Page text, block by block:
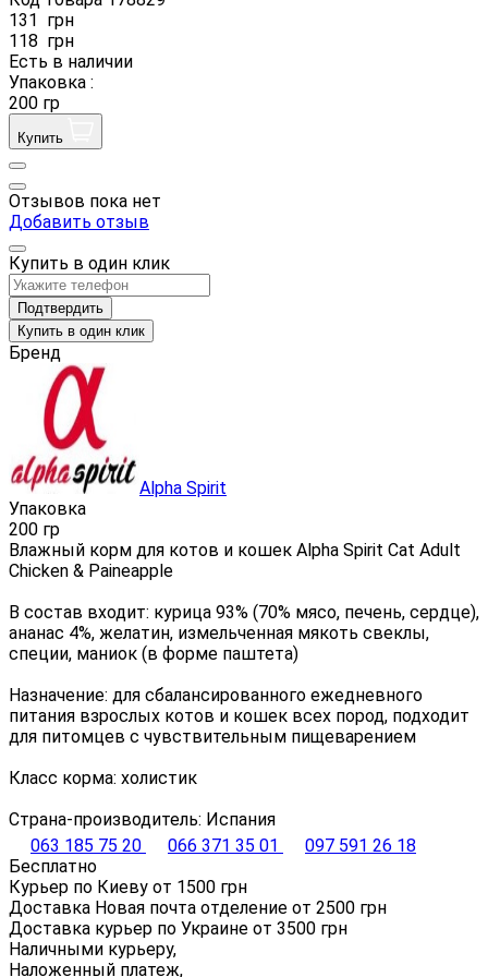
131
грн
118 грн
Есть в наличии
Упаковка :
200 гр
Купить
Отзывов пока нет
Добавить отзыв
Купить в один клик
Подтвердить
Купить в один клик
Бренд
Alpha Spirit
Упаковка
200 гр
Влажный корм для котов и кошек Alpha Spirit Cat Adult
Chicken & Paineapple
В состав входит: курица 93% (70% мясо, печень, сердце),
ананас 4%, желатин, измельченная мякоть свеклы,
специи, маниок (в форме паштета)
Назначение: для сбалансированного ежедневного
питания взрослых котов и кошек всех пород, подходит
для питомцев с чувствительным пищеварением
Класс корма: холистик
Страна-производитель: Испания
063 185 75 20
066 371 35 01
097 591 26 18
Бесплатно
Курьер по Киеву от 1500 грн
Доставка Новая почта отделение от 2500 грн
Доставка курьер по Украине от 3500 грн
Наличными курьеру,
Наложенный платеж,